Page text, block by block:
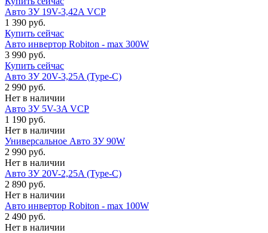
Авто ЗУ 19V-3,42A VCP
1 390 руб.
Купить сейчас
Авто инвертор Robiton - max 300W
3 990 руб.
Купить сейчас
Авто ЗУ 20V-3,25A (Type-C)
2 990 руб.
Нет в наличии
Авто ЗУ 5V-3A VCP
1 190 руб.
Нет в наличии
Универсальное Авто ЗУ 90W
2 990 руб.
Нет в наличии
Авто ЗУ 20V-2,25A (Type-C)
2 890 руб.
Нет в наличии
Авто инвертор Robiton - max 100W
2 490 руб.
Нет в наличии